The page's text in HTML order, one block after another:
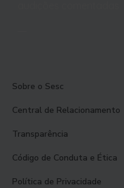
Sobre o Sesc
Central de Relacionamento
Transparência
Código de Conduta e Ética
Política de Privacidade